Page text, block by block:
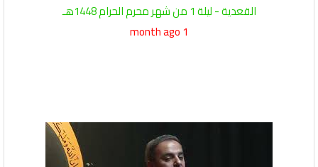
القعدية - ليلة 1 من شهر محرم الحرام 1448هـ
1 month ago